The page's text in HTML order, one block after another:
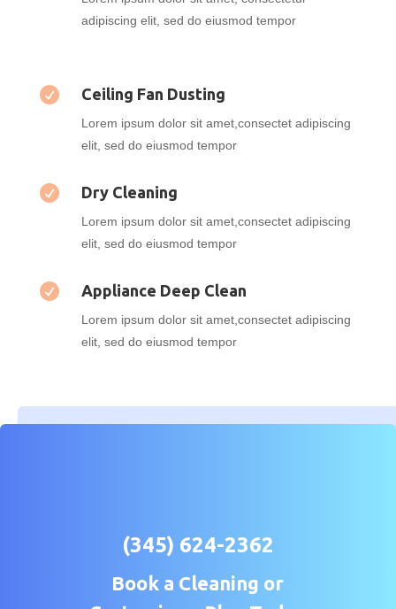
adipiscing elit, sed do eiusmod tempor
 Ceiling Fan Dusting
Lorem ipsum dolor sit amet,consectet adipiscing
elit, sed do eiusmod tempor
 Dry Cleaning
Lorem ipsum dolor sit amet,consectet adipiscing
elit, sed do eiusmod tempor
 Appliance Deep Clean
Lorem ipsum dolor sit amet,consectet adipiscing
elit, sed do eiusmod tempor
(345) 624-2362
Book a Cleaning or